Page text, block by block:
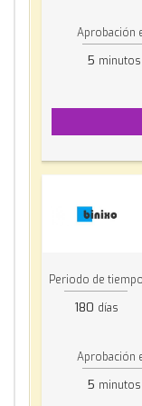
Aprobación
5 minutos
Periodo de tiempo
180 días
Aprobación
5 minutos